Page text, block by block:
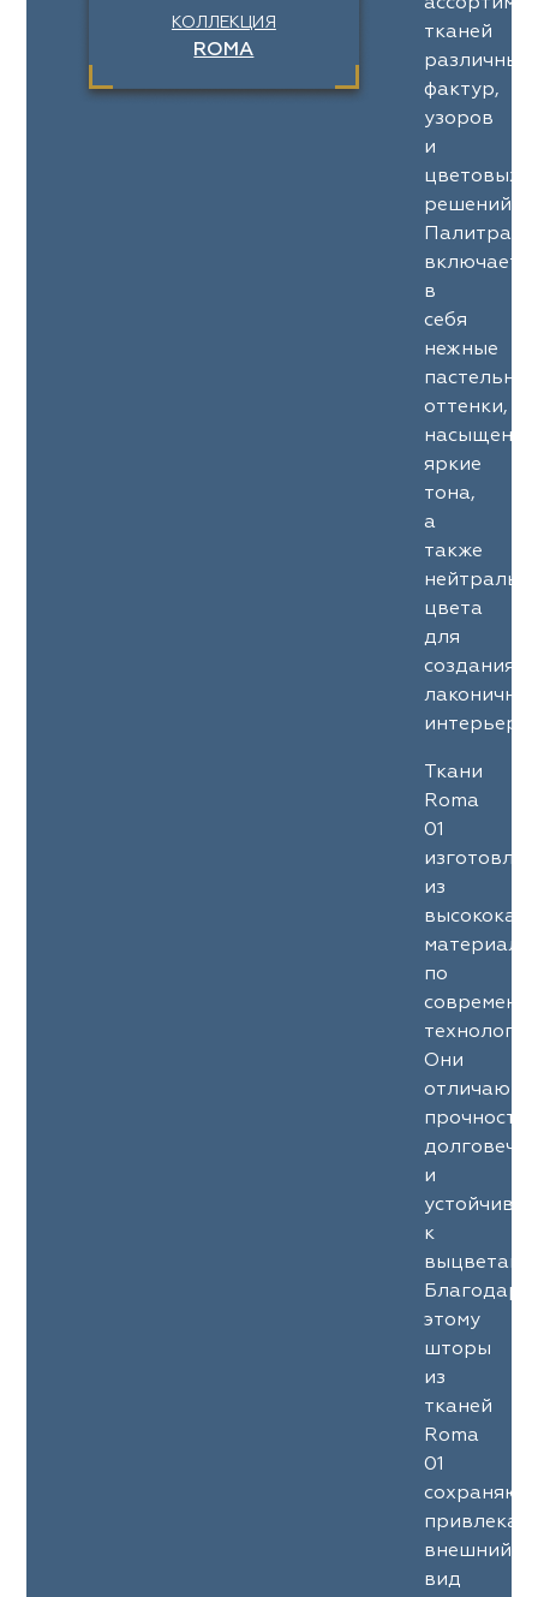
КОЛЛЕКЦИЯ
ROMA
тканей
различных
фактур,
узоров
и
цветовых
решений.
Палитра
включает
в
себя
нежные
оттенки,
яркие
тона,
а
также
цвета
для
создания
Ткани
Roma
01
из
по
Они
и
к
Благодаря
этому
шторы
из
тканей
Roma
01
сохраняют
внешний
вид